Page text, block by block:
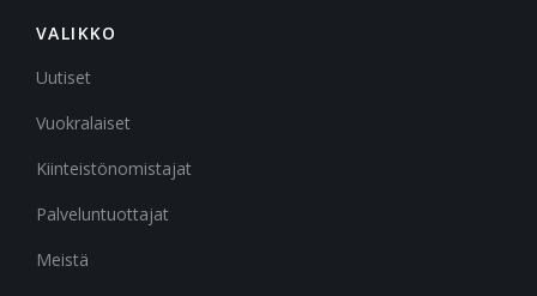
VALIKKO
Uutiset
Vuokralaiset
Kiinteistönomistajat
Palveluntuottajat
Meistä